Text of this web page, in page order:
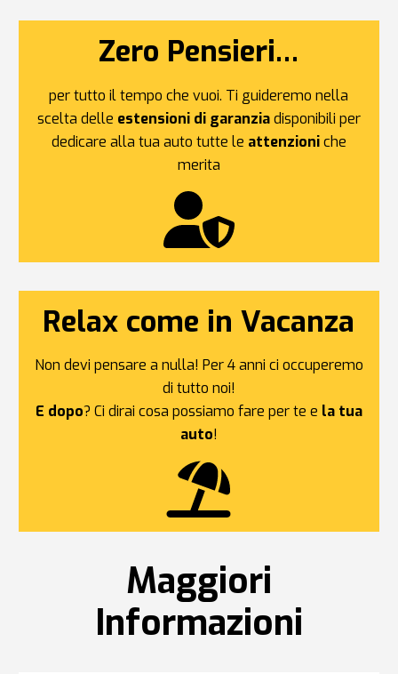
Zero Pensieri…
per tutto il tempo che vuoi. Ti guideremo nella
scelta delle estensioni di garanziadisponibili per
dedicare alla tua auto tutte le attenzioniche
merita
Relax come in Vacanza
Non devi pensare a nulla! Per 4 anni ci occuperemo
di tutto noi!
E dopo? Ci dirai cosa possiamo fare per te e la tua
auto!
Maggiori
Informazioni